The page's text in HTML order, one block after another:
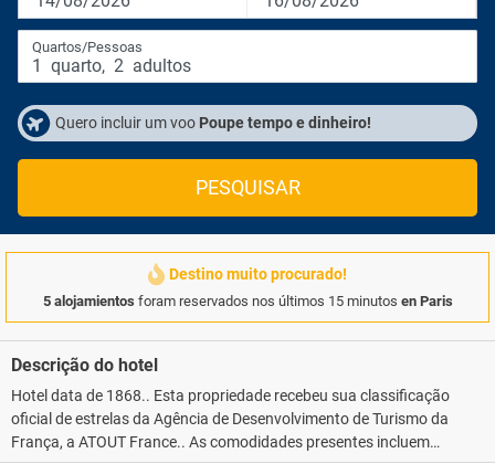
Quartos/Pessoas
1 quarto, 2 adultos
Quero incluir um voo Poupe tempo e dinheiro!
PESQUISAR
Destino muito procurado!
5 alojamientos foram reservados nos últimos 15 minutos en Paris
Descrição do hotel
Hotel data de 1868.. Esta propriedade recebeu sua classificação
oficial de estrelas da Agência de Desenvolvimento de Turismo da
França, a ATOUT France.. As comodidades presentes incluem